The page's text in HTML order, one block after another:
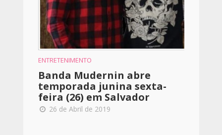
ENTRETENIMENTO
Banda Mudernin abre
temporada junina sexta-
feira (26) em Salvador
26 de Abril de 2019